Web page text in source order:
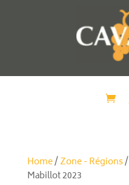
Home/Zone - Régions/
Mabillot 2023